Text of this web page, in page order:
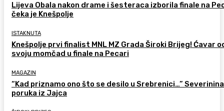
Lijeva Obala nakon drame i šesteraca izborila finale na
čeka je Knešpolje
ISTAKNUTA
Knešpolje prvi finalist MNL MZ Grada Široki Brijeg! Ćavar
svoju momčad u finale na Pecari
MAGAZIN
“Kad priznamo ono što se desilo u Srebrenici…” Severinina
poruka iz Jajca